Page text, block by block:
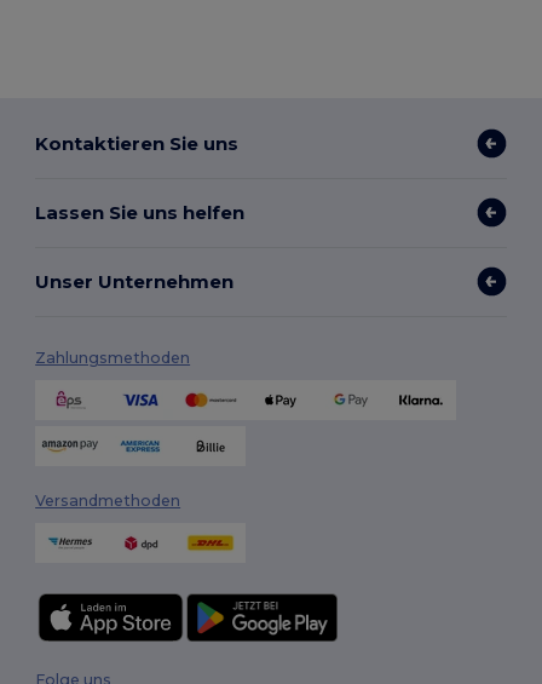
Kontaktieren Sie uns
Lassen Sie uns helfen
Unser Unternehmen
Zahlungsmethoden
Versandmethoden
Folge uns